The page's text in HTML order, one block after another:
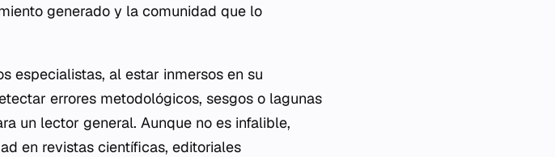
generado y la comunidad que lo
especialistas, al estar inmersos en su
errores metodológicos, sesgos o lagunas
un lector general. Aunque no es infalible,
en revistas científicas, editoriales